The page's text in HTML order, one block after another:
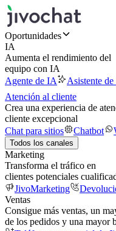
Oportunidades
IA
Aumenta el rendimiento del
equipo con IA
Agente de IA
Asistente
Atención al cliente
Crea una experiencia de
cliente excepcional
Chat para sitios
Chatbot
Todos los canales
Marketing
Transforma el tráfico en
clientes potenciales
JivoMarketing
Ventas
Consigue más ventas, un
de los pedidos y una mayor